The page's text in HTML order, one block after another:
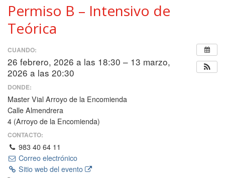
Permiso B – Intensivo de
Teórica
CUANDO:
26 febrero, 2026 a las 18:30 – 13 marzo,
2026 a las 20:30
DONDE:
Master Vial Arroyo de la Encomienda
Calle Almendrera
4 (Arroyo de la Encomienda)
CONTACTO:
983 40 64 11
Correo electrónico
Sitio web del evento